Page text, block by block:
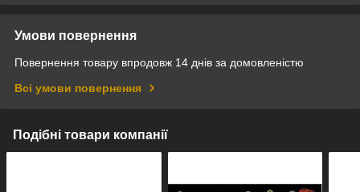
Умови повернення
Повернення товару впродовж 14 днів за домовленістю
Всі умови повернення
Подібні товари компанії